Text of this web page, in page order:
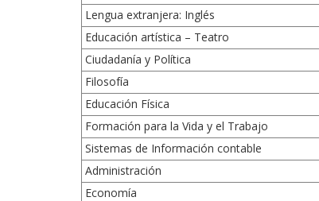
Lengua extranjera: Inglés
Educación artística – Teatro
Ciudadanía y Política
Filosofía
Educación Física
Formación para la Vida y el Trabajo
Sistemas de Información contable
Administración
Economía